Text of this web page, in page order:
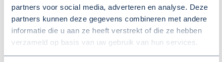
partners voor social media, adverteren en analyse. Deze
partners kunnen deze gegevens combineren met andere
informatie die u aan ze heeft verstrekt of die ze hebben
verzameld op basis van uw gebruik van hun services.